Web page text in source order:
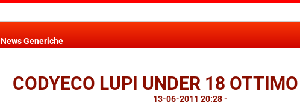
News Generiche
CODYECO LUPI UNDER 18
13-06-2011 20:28-